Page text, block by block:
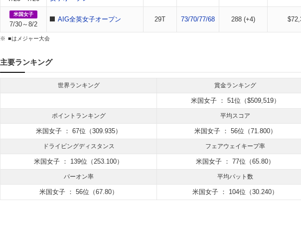
米国女子
7/30～8/2
AIG全英女子オープン 29T 73/70/77/68 288 (+4)
■はメジャー大会
主要ランキング
世界ランキング 賞金ランキング
米国女子 ： 51位（$509,519）
ポイントランキング 平均スコア
米国女子 ： 67位（309.935） 米国女子 ： 56位（71.800）
ドライビングディスタンス フェアウェイキープ率
米国女子 ： 139位（253.100） 米国女子 ： 77位（65.80）
パーオン率 平均パット数
米国女子 ： 56位（67.80） 米国女子 ： 104位（30.240）